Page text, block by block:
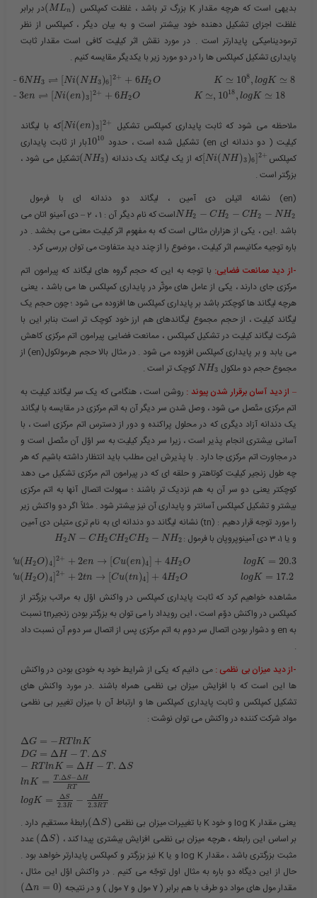
بدیهی است که هرچه مقدار K بزرگ تر باشد ، غلظت کمپلکس ​
(MLn )
​در برابر
غلظت اجزای تشکیل دهنده خود بیشتر است و به بیان دیگر ، کمپلکس از نظر
ترمودینامیکی پایدارتر است . در مورد نقش اثر کیلیت کافی است مقدار ثابت
پایداری تشکیل کمپلکس ها را در دو مورد زیر با یکدیگر مقایسه کنیم .
+ 6NH3 ⇌ [Ni(NH3 )6]2+ + 6H2 O K ≃ 108, logK ≃ 8
+ 3en ⇌ [Ni(en)3] 2+ + 6H2O K ≃, 1018, logK ≃ 18
ملاحظه می شود که ثابت پایداری کمپلکس تشکیل ​ [Ni(en)3] 2+
​که با لیگاند
کیلیت ( دو دندانه ای en) تشکیل شده است ، حدود ​
1010
​بار از ثابت پایداری
کمپلکس​
[Ni(NH )3)6]2+ ​که از یک لیگاند یک دندانه ​ (NH3)
​تشکیل می شود ،
بزرگتر است .
(en) نشانه اتیلن دی آمین ، لیگاند دو دندانه ای با فرمول ​
NH2 − CH2 − CH2 − NH2
​است که نام دیگر آن : 1 ، 2 – دی آمینو اتان می
باشد .این ، یکی از هزاران مثالی است که به مفهوم اثر کیلیت معنی می بخشد . در
باره توجیه مکانیسم اثر کیلیت ، موضوع را از چند دید متفاوت می توان بررسی کرد .
-از دید ممانعت فضایی: با توجه به این که حجم گروه های لیگاند که پیرامون اتم
مرکزی جای دارند ، یکی از عامل های موثّر در پایداری کمپلکس ها می باشد ، یعنی
هرچه لیگاند ها کوچکتر باشد بر پایداری کمپلکس ها افزوده می شود ؛ چون حجم یک
لیگاند کیلیت ، از حجم مجموع لیگاندهای هم ارز خود کوچک تر است بنابر این با
شرکت لیگاند کیلیت در تشکیل کمپلکس ، ممانعت فضایی پیرامون اتم مرکزی کاهش
می یابد و بر پایداری کمپلکس افزوده می شود . در مثال بالا حجم هرمولکول(en) از
مجموع حجم دو ملکول ​
NH3
​ کوچک تر است .
– از دید آسان برقرار شدن پیوند : روشن است ، هنگامی که یک سر لیگاند کیلیت به
اتم مرکزی متّصل می شود ، وصل شدن سر دیگر آن به اتم مرکزی در مقایسه با لیگاند
یک دندانه آزاد دیگری که در محلول پراکنده و دور از دسترس اتم مرکزی است ، با
آسانی بیشتری انجام پذیر است ، زیرا سر دیگر کیلیت به سر اوّل آن متّصل است و
در مجاورت اتم مرکزی جا دارد . با پذیرش این مطلب باید انتظار داشته باشیم که هر
چه طول زنجیر کیلیت کوتاهتر و حلقه ای که در پیرامون اتم مرکزی تشکیل می دهد
کوچکتر یعنی دو سر آن به هم نزدیک تر باشند ؛ سهولت اتصال آنها به اتم مرکزی
بیشتر و تشکیل کمپلکس آسانتر و پایداری آن نیز بیشتر شود . مثلاً اگر دو واکنش زیر
را مورد توجه قرار دهیم : (tn) نشانه لیگاند دو دندانه ای به نام تری متیلن دی آمین
و یا 1، 3 دی آمینوپروپان با فرمول :​
H2N − CH2 CH2CH2 − NH2
Cu(H2O)4] 2+ + 2en → [Cu(en)4] + 4H2 O logK = 20.3
Cu(H2O)4] 2+ + 2tn → [Cu(tn)4] + 4H2 O logK = 17.2
مشاهده خواهیم کرد که ثابت پایداری کمپلکس در واکنش اوّل به مراتب بزرگتر از
کمپلکس در واکنش دوّم است ، این رویداد را می توان به بزرگتر بودن زنجیرtn نسبت
به en و دشوار بودن اتصال سر دوم به اتم مرکزی پس از اتصال سر دوم آن نسبت داد
.
-از دید میزان بی نظمی :می دانیم که یکی از شرایط خود به خودی بودن در واکنش
ها این است که با افزایش میزان بی نظمی همراه باشند .در مورد واکنش های
تشکیل کمپلکس و ثابت پایداری کمپلکس ها و ارتباط آن با میزان تغییر بی نظمی
مواد شرکت کننده در واکنش می توان نوشت :
ΔG = −RT lnK
DG = ΔH − T . ΔS
− RT lnK = ΔH − T . ΔS
lnK = T.ΔS−ΔH
RT
logK = ΔS
2.3R − ΔH
2.3RT
یعنی مقدار log K و خود K با تغییرات میزان بی نظمی ​ (ΔS)
​رابطۀ مستقیم دارد .
بر اساس این رابطه ، هرچه میزان بی نظمی افزایش بیشتری پیدا کند ، ​
(ΔS)
​ عدد
مثبت بزرگتری باشد ، مقدار log K و یا K نیز بزرگتر و کمپلکس پایدارتر خواهد بود .
حال از این دیگاه دو باره به مثال اول توجّه می کنیم . در واکنش اوّل این مثال ،
مقدار مول های مواد دو طرف با هم برابر ( 7 مول و 7 مول ) و در نتیجه ​
(Δn = 0)